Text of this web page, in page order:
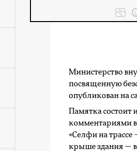
Министерство
посвященную
опубликован на
Памятка
комментариями
«Селфи на
крыше здания —